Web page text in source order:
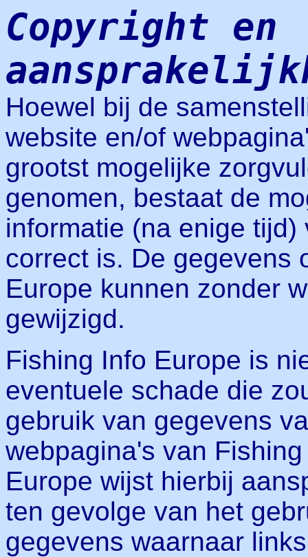
Copyright en
Hoewel bij de
website en/of
grootst mogelijke
genomen, bestaat de
informatie (na enige
correct is. De gegevens
Europe kunnen zonder
gewijzigd.
Fishing Info Europe is
eventuele schade die
gebruik van gegevens
webpagina's van
Europe wijst hierbij
ten gevolge van het
gegevens waarnaar